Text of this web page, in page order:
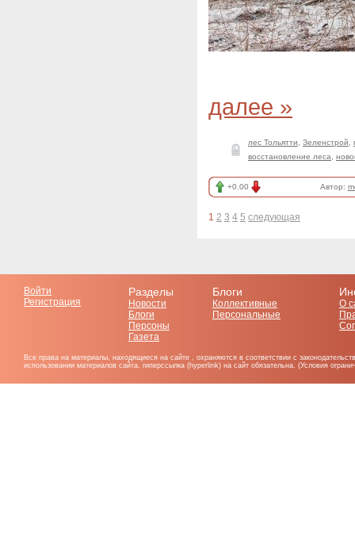
далее »
лес Тольятти Зеленстрой
восстановление леса
+0.00 Автор:
1 2 3 4 5 следующая
Войти
Регистрация
Разделы
Новости
Блоги
Персоны
Газета
Блоги
Коллективные
Персональные
О
Все права на материалы, находящиеся на сайте , охраняются в соответствии с
использовании материалов сайта, гиперссылка (hyperlink) на сайт обязательна. (Условия